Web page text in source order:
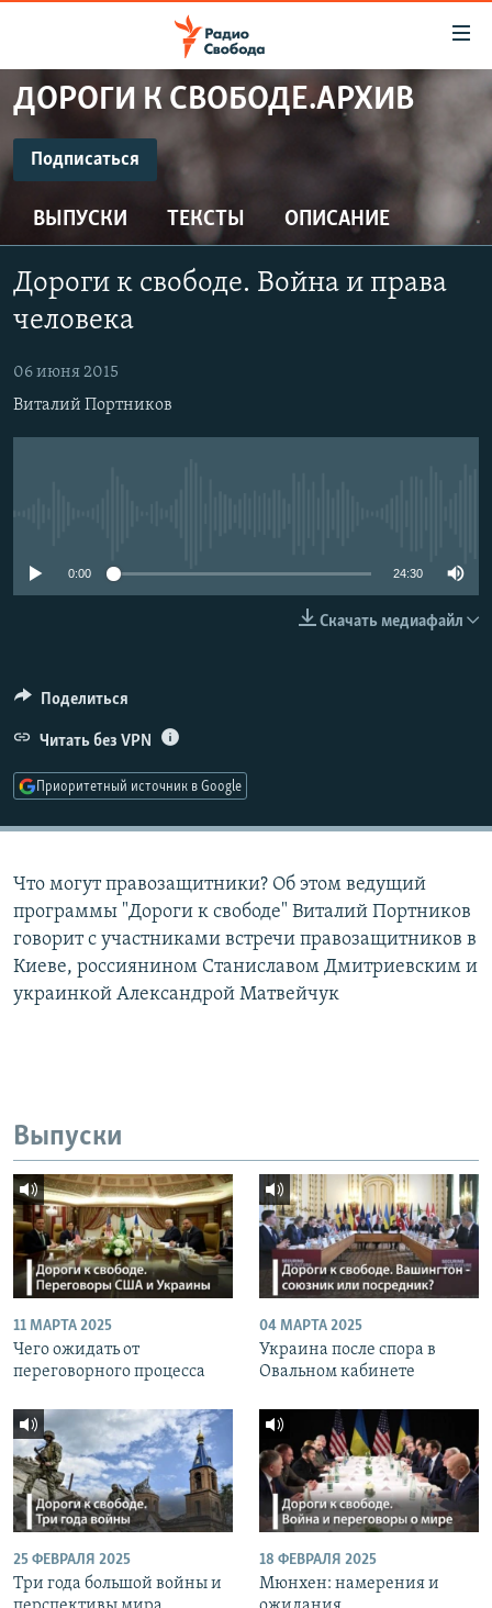
упрощенного
Вернуться
основному
содержанию
Вернутся
главной
Вернутся
поиску
ПРОГРАММЫ
ПОДКАСТЫ
АВТОРСКИЕ ПРОЕКТЫ
МНЕНИЯ
КУЛЬТУРА
КАВКАЗ.РЕАЛИИ
СЕВЕР.РЕАЛИИ
ДОРОГИ К СВОБОДЕ.АРХИВ
Подписаться
ПОДПИСАТЬСЯ
CastBox
ВЫПУСКИ ТЕКСТЫ ОПИСАНИЕ
Дороги к свободе. Война и права
человека
06 июня 2015
Виталий Портников
0:00 24:30
Скачать медиафайл
Поделиться
Читать без VPN
Приоритетный источник в Google
Что могут правозащитники? Об этом ведущий
программы "Дороги к свободе" Виталий Портников
говорит с участниками встречи правозащитников в
Киеве, россиянином Станиславом Дмитриевским и
украинкой Александрой Матвейчук
Выпуски
11 МАРТА 2025
Чего ожидать от
переговорного процесса
04 МАРТА 2025
Украина после спора в
Овальном кабинете
25 ФЕВРАЛЯ 2025
Три года большой войны и
18 ФЕВРАЛЯ 2025
Мюнхен: намерения и